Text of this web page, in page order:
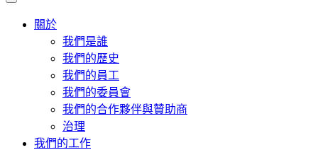
關於
我們是誰
我們的歷史
我們的員工
我們的委員會
我們的合作夥伴與贊助商
治理
我們的工作